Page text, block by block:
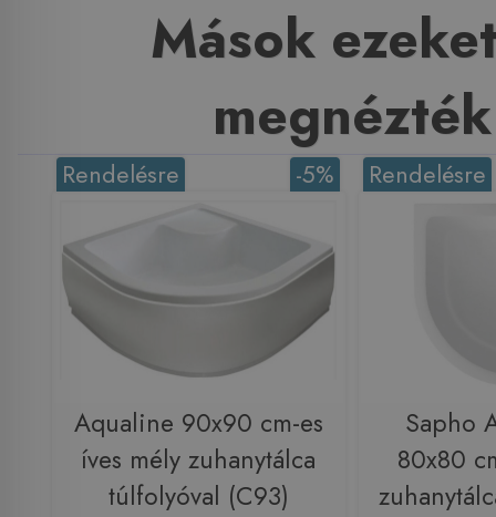
Mások
megnézték
-5%
Rendelésre
Aqualine 90x90 cm-es
íves mély zuhanytálca
túlfolyóval (C93)
Rendelésre
Sapho
80x80